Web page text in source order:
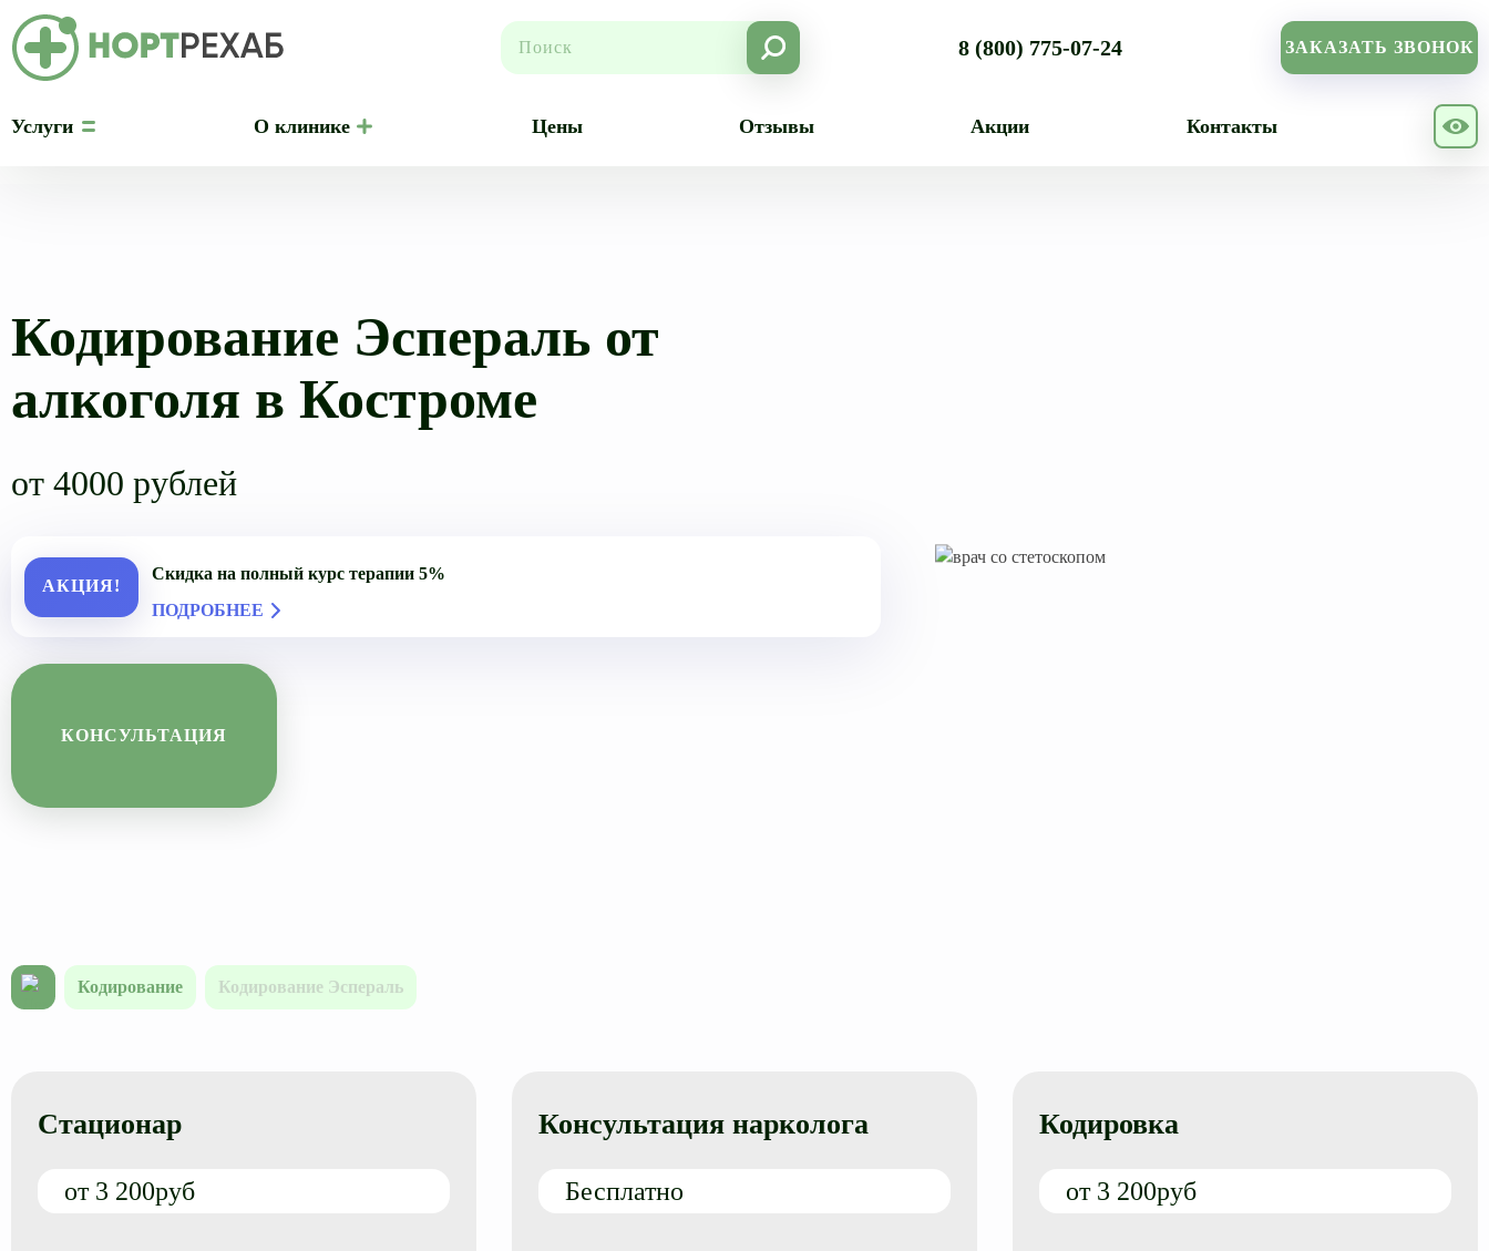
8 (800) 775-07-24 ЗАКАЗАТЬ ЗВОНОК
Услуги О клинике Цены Отзывы Акции Контакты
Кодирование Эспераль от
алкоголя в Костроме
от 4000 рублей
АКЦИЯ!
Скидка на полный курс терапии 5%
ПОДРОБНЕЕ
КОНСУЛЬТАЦИЯ
Кодирование Кодирование Эспераль
Стационар
от 3 200руб
Консультация нарколога
Бесплатно
Кодировка
от 3 200руб